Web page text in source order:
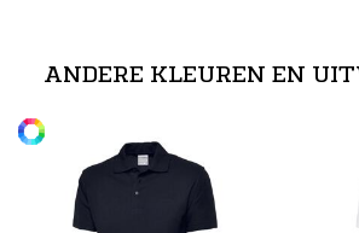
ANDERE KLEUREN EN